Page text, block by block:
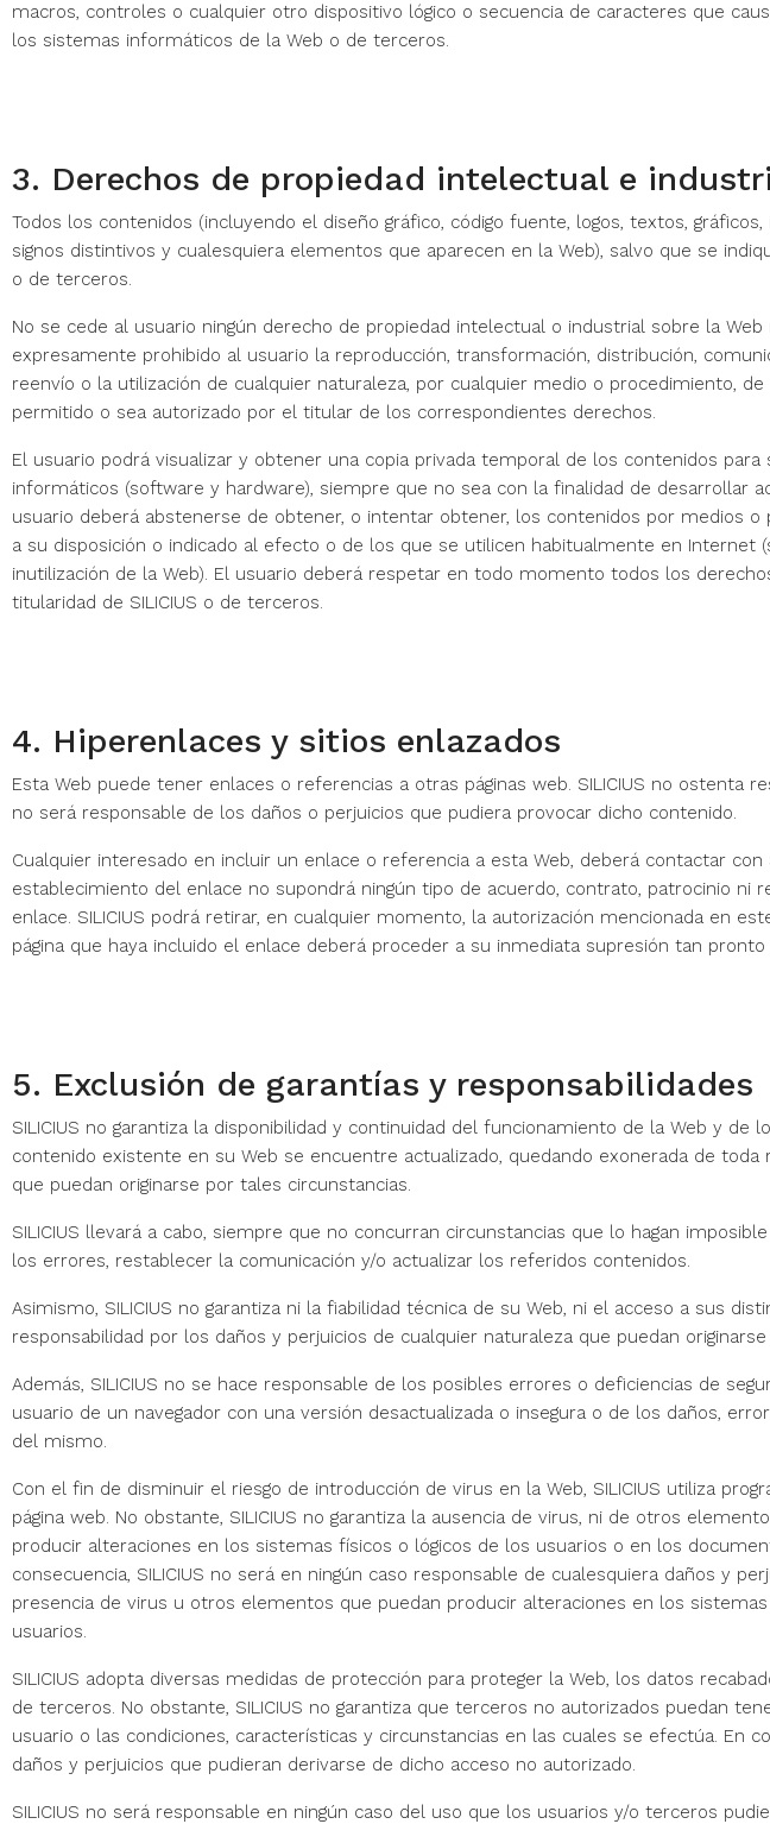
macros, controles o cualquier otro dispositivo lógico o secuencia de caracteres que
los sistemas informáticos de la Web o de terceros.
3. Derechos de propiedad intelectual e
Todos los contenidos (incluyendo el diseño gráfico, código fuente, logos, textos,
signos distintivos y cualesquiera elementos que aparecen en la Web), salvo que se
o de terceros.
No se cede al usuario ningún derecho de propiedad intelectual o industrial sobre la
expresamente prohibido al usuario la reproducción, transformación, distribución,
reenvío o la utilización de cualquier naturaleza, por cualquier medio o procedimiento,
permitido o sea autorizado por el titular de los correspondientes derechos.
El usuario podrá visualizar y obtener una copia privada temporal de los contenidos
informáticos (software y hardware), siempre que no sea con la finalidad de desarrollar
usuario deberá abstenerse de obtener, o intentar obtener, los contenidos por medios
a su disposición o indicado al efecto o de los que se utilicen habitualmente en
inutilización de la Web). El usuario deberá respetar en todo momento todos los
titularidad de SILICIUS o de terceros.
4. Hiperenlaces y sitios enlazados
Esta Web puede tener enlaces o referencias a otras páginas web. SILICIUS no ostenta
no será responsable de los daños o perjuicios que pudiera provocar dicho contenido.
Cualquier interesado en incluir un enlace o referencia a esta Web, deberá contactar
establecimiento del enlace no supondrá ningún tipo de acuerdo, contrato, patrocinio ni
enlace. SILICIUS podrá retirar, en cualquier momento, la autorización mencionada en
página que haya incluido el enlace deberá proceder a su inmediata supresión tan pronto
5. Exclusión de garantías y responsabilidades
SILICIUS no garantiza la disponibilidad y continuidad del funcionamiento de la Web y
contenido existente en su Web se encuentre actualizado, quedando exonerada de
que puedan originarse por tales circunstancias.
SILICIUS llevará a cabo, siempre que no concurran circunstancias que lo hagan
los errores, restablecer la comunicación y/o actualizar los referidos contenidos.
Asimismo, SILICIUS no garantiza ni la fiabilidad técnica de su Web, ni el acceso a sus
responsabilidad por los daños y perjuicios de cualquier naturaleza que puedan
Además, SILICIUS no se hace responsable de los posibles errores o deficiencias de
usuario de un navegador con una versión desactualizada o insegura o de los daños,
del mismo.
Con el fin de disminuir el riesgo de introducción de virus en la Web, SILICIUS utiliza
página web. No obstante, SILICIUS no garantiza la ausencia de virus, ni de otros
producir alteraciones en los sistemas físicos o lógicos de los usuarios o en los
consecuencia, SILICIUS no será en ningún caso responsable de cualesquiera daños y
presencia de virus u otros elementos que puedan producir alteraciones en los
usuarios.
SILICIUS adopta diversas medidas de protección para proteger la Web, los datos
de terceros. No obstante, SILICIUS no garantiza que terceros no autorizados puedan
usuario o las condiciones, características y circunstancias en las cuales se efectúa. En
daños y perjuicios que pudieran derivarse de dicho acceso no autorizado.
SILICIUS no será responsable en ningún caso del uso que los usuarios y/o terceros